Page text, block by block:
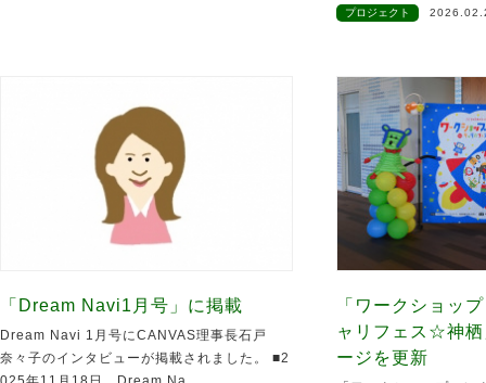
プロジェクト
「Dream Navi1月号」に掲載
Dream Navi 1月号にCANVAS理事長石戸
奈々子のインタビューが掲載されました。 ■2
「ワークショッ
ャリフェス☆神
ージを更新